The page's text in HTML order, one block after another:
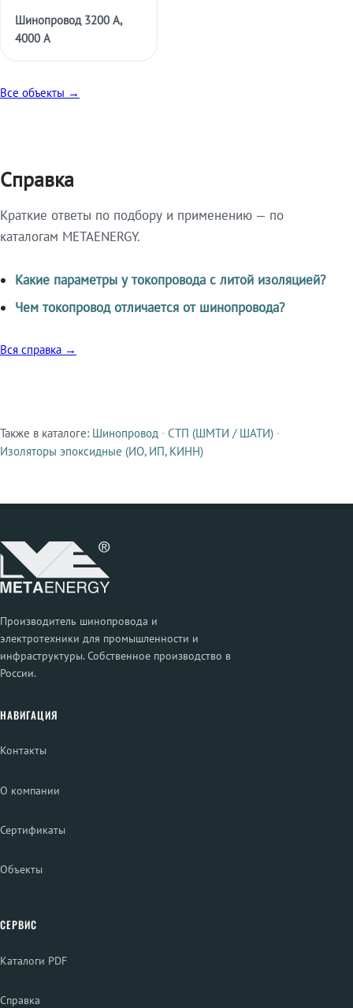
Шинопровод 3200 А,
4000 А
Все объекты →
Справка
Краткие ответы по подбору и применению — по
каталогам METAENERGY.
Какие параметры у токопровода с литой изоляцией?
Чем токопровод отличается от шинопровода?
Вся справка →
Смежные продукты
Также в каталоге: Шинопровод · СТП (ШМТИ / ШАТИ) ·
Изоляторы эпоксидные (ИО, ИП, КИНН)
Производитель шинопровода и
электротехники для промышленности и
инфраструктуры. Собственное производство в
России.
НАВИГАЦИЯ
Контакты
О компании
Сертификаты
Объекты
СЕРВИС
Каталоги PDF
Справка